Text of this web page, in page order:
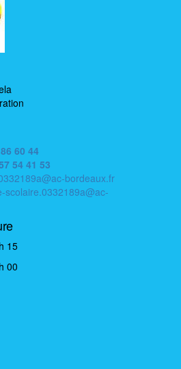
60 44
54 41 53
bordeaux.fr
scolaire.0332189a@ac-
15
00